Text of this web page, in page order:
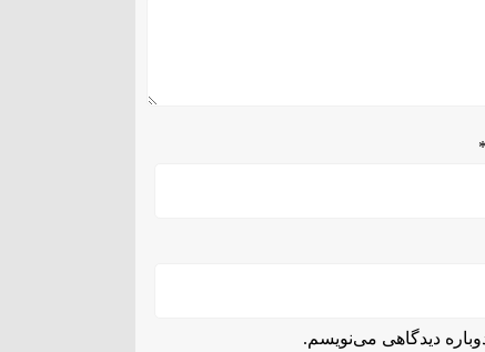
*
دیدگاهی می‌نویسم.